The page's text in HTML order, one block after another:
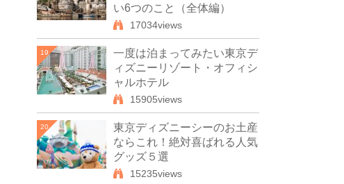
い6つのこと（全体編）
17034views
19
一度は泊まってみたい東京デ
ィズニーリゾート・オフィシ
ャルホテル
15905views
20
東京ディズニーシーのお土産
ならこれ！絶対喜ばれる人気
グッズ５選
15235views